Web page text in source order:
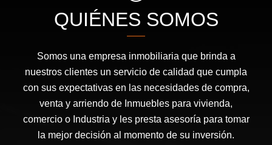
QUIÉNES SOMOS
Somos una empresa inmobiliaria que brinda a
nuestros clientes un servicio de calidad que cumpla
con sus expectativas en las necesidades de compra,
venta y arriendo de Inmuebles para vivienda,
comercio o Industria y les presta asesoría para tomar
la mejor decisión al momento de su inversión.